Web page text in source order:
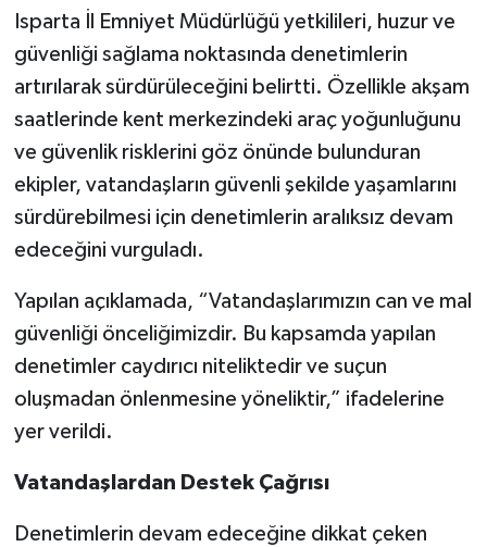
Isparta İl Emniyet Müdürlüğü yetkilileri, huzur ve
güvenliği sağlama noktasında denetimlerin
artırılarak sürdürüleceğini belirtti. Özellikle akşam
saatlerinde kent merkezindeki araç yoğunluğunu
ve güvenlik risklerini göz önünde bulunduran
ekipler, vatandaşların güvenli şekilde yaşamlarını
sürdürebilmesi için denetimlerin aralıksız devam
edeceğini vurguladı.
Yapılan açıklamada, “Vatandaşlarımızın can ve mal
güvenliği önceliğimizdir. Bu kapsamda yapılan
denetimler caydırıcı niteliktedir ve suçun
oluşmadan önlenmesine yöneliktir,” ifadelerine
yer verildi.
Vatandaşlardan Destek Çağrısı
Denetimlerin devam edeceğine dikkat çeken